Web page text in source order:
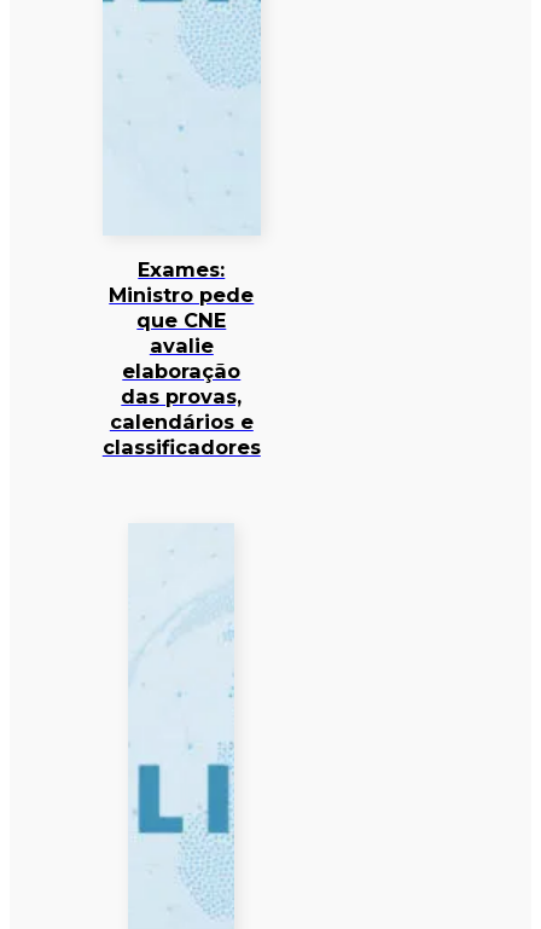
Exames:
Ministro pede
que CNE
avalie
elaboração
das provas,
calendários e
classificadores